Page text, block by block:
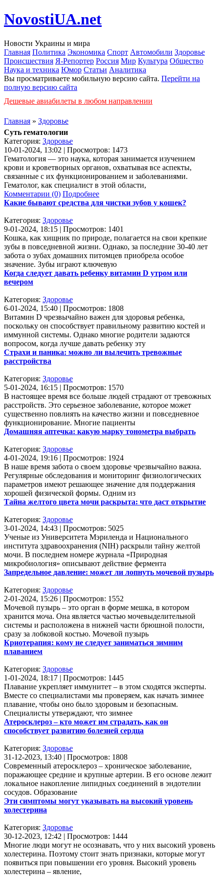
NovostiUA.net
Новости Украины и мира
Главная Политика Экономика Спорт Автомобили Здоровье
Происшествия Я-Репортер Россия Мир Культура Общество
Наука и техника Юмор Статьи Аналитика
Вы просматриваете мобильную версию сайта. Перейти на
полную версию сайта
Дешевые авиабилеты в любом направлении
Главная » Здоровье
Суть гематологии
Категория: Здоровье
10-01-2024, 13:02 | Просмотров: 1473
Гематология — это наука, которая занимается изучением
крови и кроветворных органов, охватывая все аспекты,
связанные с их функционированием и заболеваниями.
Гематолог, как специалист в этой области,
Комментарии (0) Подробнее
Какие бывают средства для чистки зубов у кошек?
Категория: Здоровье
9-01-2024, 18:15 | Просмотров: 1401
Кошка, как хищник по природе, полагается на свои крепкие
зубы в повседневной жизни. Однако, за последние 30-40 лет
забота о зубах домашних питомцев приобрела особое
значение. Зубы играют ключевую
Когда следует давать ребенку витамин D утром или
вечером
Категория: Здоровье
6-01-2024, 15:40 | Просмотров: 1808
Витамин D чрезвычайно важен для здоровья ребенка,
поскольку он способствует правильному развитию костей и
иммунной системы. Однако многие родители задаются
вопросом, когда лучше давать ребенку эту
Страхи и паника: можно ли вылечить тревожные
расстройства
Категория: Здоровье
5-01-2024, 16:15 | Просмотров: 1570
В настоящее время все больше людей страдают от тревожных
расстройств. Это серьезное заболевание, которое может
существенно повлиять на качество жизни и повседневное
функционирование. Многие пациенты
Домашняя аптечка: какую марку тонометра выбрать
Категория: Здоровье
4-01-2024, 19:16 | Просмотров: 1924
В наше время забота о своем здоровье чрезвычайно важна.
Регулярные обследования и мониторинг физиологических
параметров имеют решающее значение для поддержания
хорошей физической формы. Одним из
Тайна желтого цвета мочи раскрыта: что даст открытие
Категория: Здоровье
3-01-2024, 14:43 | Просмотров: 5025
Ученые из Университета Мэриленда и Национального
института здравоохранения (NIH) раскрыли тайну желтой
мочи. В последнем номере журнала «Природная
микробиология» описывают действие фермента
Запредельное давление: может ли лопнуть мочевой пузырь
Категория: Здоровье
2-01-2024, 15:26 | Просмотров: 1552
Мочевой пузырь – это орган в форме мешка, в котором
хранится моча. Она является частью мочевыделительной
системы и расположена в нижней части брюшной полости,
сразу за лобковой костью. Мочевой пузырь
Криотерапия: кому не следует заниматься зимним
плаванием
Категория: Здоровье
1-01-2024, 18:17 | Просмотров: 1445
Плавание укрепляет иммунитет – в этом сходятся эксперты.
Вместе со специалистами мы проверяем, как начать зимнее
плавание, чтобы оно было здоровым и безопасным.
Специалисты утверждают, что зимнее
Атеросклероз – кто может им страдать, как он
способствует развитию болезней сердца
Категория: Здоровье
31-12-2023, 13:40 | Просмотров: 1808
Современный атеросклероз – хроническое заболевание,
поражающее средние и крупные артерии. В его основе лежит
локальное накопление липидных соединений в эндотелии
сосудов. Образование
Эти симптомы могут указывать на высокий уровень
холестерина
Категория: Здоровье
30-12-2023, 12:42 | Просмотров: 1444
Многие люди могут не осознавать, что у них высокий уровень
холестерина. Поэтому стоит знать признаки, которые могут
появиться при повышении его уровня. Высокий уровень
холестерина – явление,